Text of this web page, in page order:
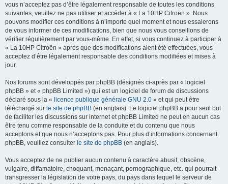
vous n’acceptez pas d’être légalement responsable de toutes les conditions
suivantes, veuillez ne pas utiliser et accéder à « La 10HP Citroën ». Nous
pouvons modifier ces conditions à n’importe quel moment et nous essaierons
de vous informer de ces modifications, bien que nous vous conseillons de
vérifier régulièrement par vous-même. En effet, si vous continuez à participer à
« La 10HP Citroën » après que des modifications aient été effectuées, vous
acceptez d’être légalement responsable des conditions modifiées et mises à
jour.
Nos forums sont développés par phpBB (désignés ci-après par « logiciel
phpBB » et « phpBB Limited ») qui est un logiciel de forum de discussions
déclaré sous la « licence publique générale GNU 2.0 » et qui peut être
téléchargé sur le site de phpBB (en anglais). Le logiciel phpBB a pour seul but
de faciliter les discussions sur internet et phpBB Limited ne peut en aucun cas
être tenu comme responsable de la conduite et du contenu que nous
acceptons et que nous n’acceptons pas. Pour plus d’informations concernant
phpBB, veuillez consulter le site de phpBB (en anglais).
Vous acceptez de ne publier aucun contenu à caractère abusif, obscène,
vulgaire, diffamatoire, choquant, menaçant, pornographique, etc. qui pourrait
transgresser la législation de votre pays, du pays dans lequel le serveur de